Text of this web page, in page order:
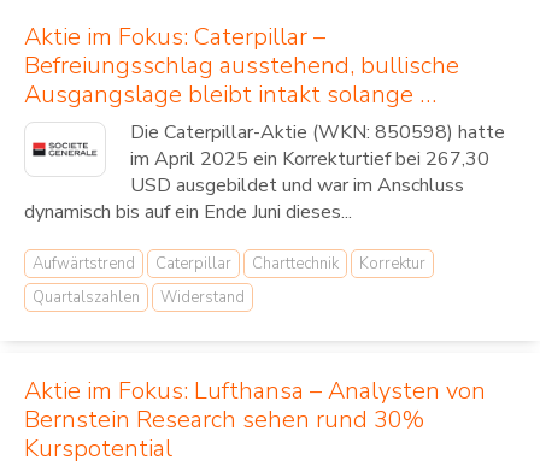
Aktie im Fokus: Caterpillar –
Befreiungsschlag ausstehend, bullische
Ausgangslage bleibt intakt solange …
Die Caterpillar-Aktie (WKN: 850598) hatte
im April 2025 ein Korrekturtief bei 267,30
USD ausgebildet und war im Anschluss
dynamisch bis auf ein Ende Juni dieses...
Aufwärtstrend Caterpillar Charttechnik
Korrektur
Quartalszahlen
Widerstand
Aktie im Fokus: Lufthansa – Analysten von
Bernstein Research sehen rund 30%
Kurspotential